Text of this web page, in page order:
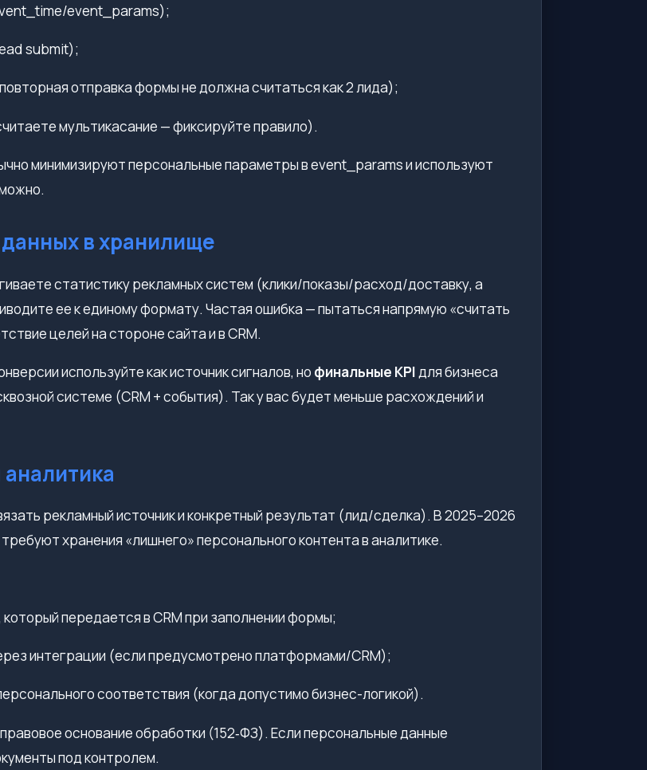
event_params);
submit);
отправка формы не должна считаться как 2 лида);
мультикасание — фиксируйте правило).
минимизируют персональные параметры в event_params и используют
в хранилище
статистику рекламных систем (клики/показы/расход/доставку, а
ее к единому формату. Частая ошибка — пытаться напрямую «считать
целей на стороне сайта и в CRM.
используйте как источник сигналов, но финальные KPIдля бизнеса
системе (CRM + события). Так у вас будет меньше расхождений и
рекламный источник и конкретный результат (лид/сделка). В 2025–2026
хранения «лишнего» персонального контента в аналитике.
который передается в CRM при заполнении формы;
интеграции (если предусмотрено платформами/CRM);
соответствия (когда допустимо бизнес-логикой).
основание обработки (152‑ФЗ). Если персональные данные
под контролем.